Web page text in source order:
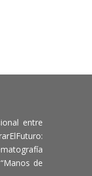
entre
de